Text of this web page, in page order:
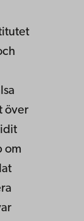
över
om